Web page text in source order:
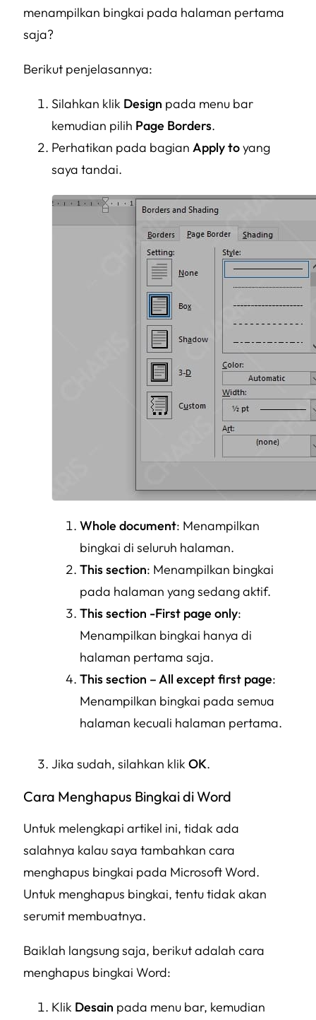
menampilkan bingkai pada halaman pertama
saja?
Berikut penjelasannya:
Silahkan klik Design pada menu bar
kemudian pilih Page Borders.
Perhatikan pada bagian Apply toyang
saya tandai.
Whole document: Menampilkan
bingkai di seluruh halaman.
This section: Menampilkan bingkai
pada halaman yang sedang aktif.
This section -First page only:
Menampilkan bingkai hanya di
halaman pertama saja.
This section – All except first page:
Menampilkan bingkai pada semua
halaman kecuali halaman pertama.
Jika sudah, silahkan klik OK.
Cara Menghapus Bingkai di Word
Untuk melengkapi artikel ini, tidak ada
salahnya kalau saya tambahkan cara
menghapus bingkai pada Microsoft Word.
Untuk menghapus bingkai, tentu tidak akan
serumit membuatnya.
Baiklah langsung saja, berikut adalah cara
menghapus bingkai Word:
Klik Desain pada menu bar, kemudian